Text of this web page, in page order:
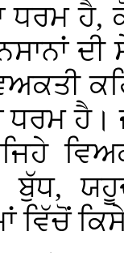
ਧਰਮ
ਧਰਮ ਹੈ।
ਬੁੱਧ,
ਵਿੱਚੋਂ